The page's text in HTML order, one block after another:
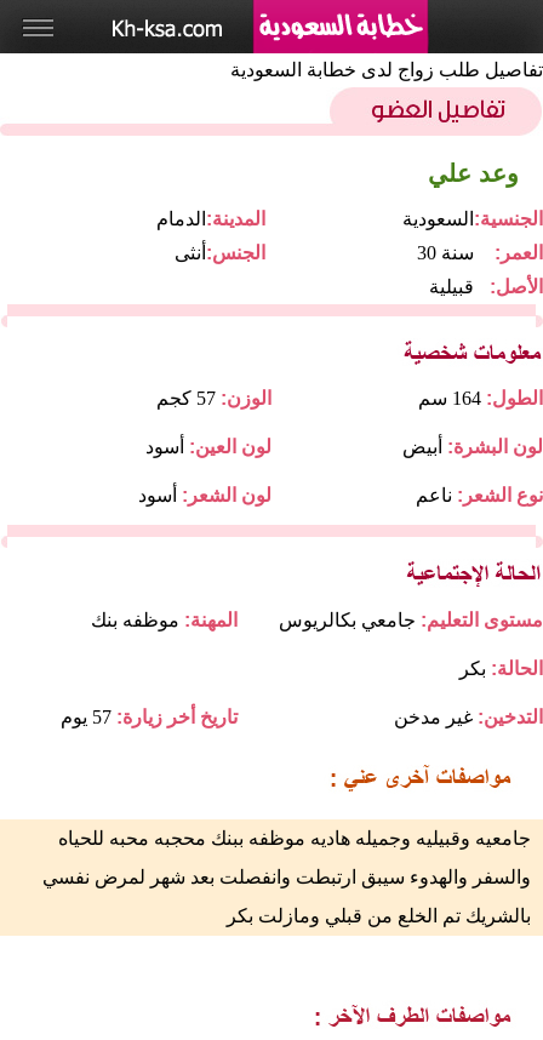
تفاصيل طلب زواج لدى خطابة السعودية
وعد علي
الدمام المدينة: السعودية الجنسية:
أنثى الجنس: 30 سنة
العمر:
قبيلية
الأصل:
الوزن: 57 كجم الطول: 164 سم
لون العين: أسود لون البشرة: أبيض
لون الشعر: أسود نوع الشعر: ناعم
المهنة: موظفه بنك مستوى التعليم: جامعي بكالريوس
الحالة: بكر
تاريخ أخر زيارة: 57 يوم التدخين: غير مدخن
جامعيه وقبيليه وجميله هاديه موظفه ببنك محجبه محبه للحياه
والسفر والهدوء سيبق ارتبطت وانفصلت بعد شهر لمرض نفسي
بالشريك تم الخلع من قبلي ومازلت بكر